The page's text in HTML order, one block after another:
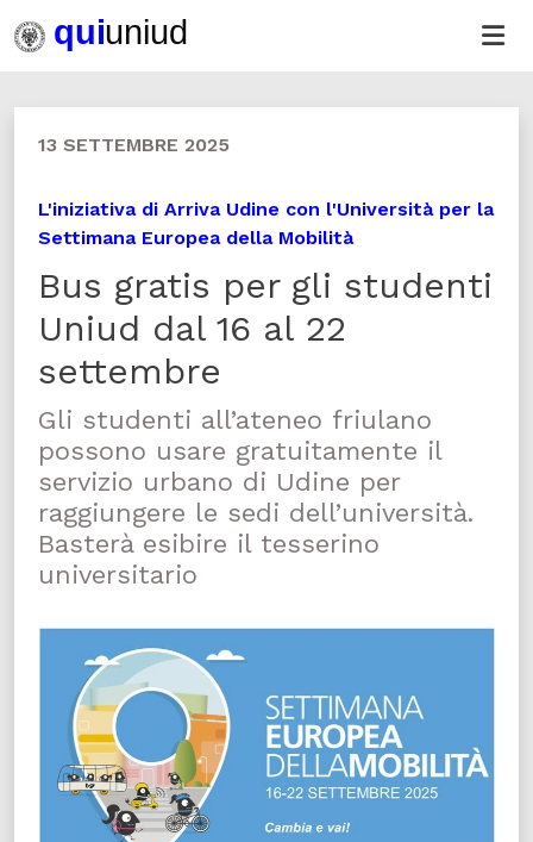
13 SETTEMBRE 2025
L'iniziativa di Arriva Udine con l'Università per la
Settimana Europea della Mobilità
Bus gratis per gli studenti
Uniud dal 16 al 22
settembre
Gli studenti all’ateneo friulano
possono usare gratuitamente il
servizio urbano di Udine per
raggiungere le sedi dell’università.
Basterà esibire il tesserino
universitario